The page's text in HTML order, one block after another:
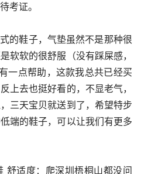
考证。
软软的很舒服（没有踩屎感，
一点帮助，这款我总共已经买
上去也挺好看的，不显老气，
三天宝贝就送到了，希望特步
端的鞋子，可以让我们有更多